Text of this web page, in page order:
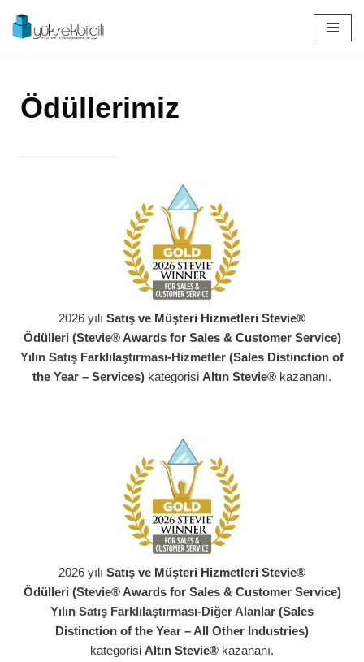
İçeriğe
Ödüllerimiz
2026 yılı Satış ve Müşteri Hizmetleri Stevie®
Ödülleri (Stevie® Awards for Sales & Customer Service)
Yılın Satış Farklılaştırması-Hizmetler (Sales Distinction of
the Year – Services) kategorisi Altın Stevie® kazananı.
2026 yılı Satış ve Müşteri Hizmetleri Stevie®
Ödülleri (Stevie® Awards for Sales & Customer Service)
Yılın Satış Farklılaştırması-Diğer Alanlar (Sales
Distinction of the Year – All Other Industries)
kategorisi Altın Stevie® kazananı.